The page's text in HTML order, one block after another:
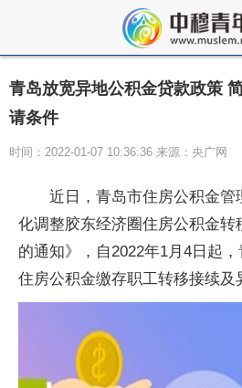
青岛放宽异地公积金贷款政策
请条件
时间：2022-01-07 10:36:36 来源：央广网
近日，青岛市住房公积金
化调整胶东经济圈住房公积金转
的通知》，自2022年1月4日起
住房公积金缴存职工转移接续及